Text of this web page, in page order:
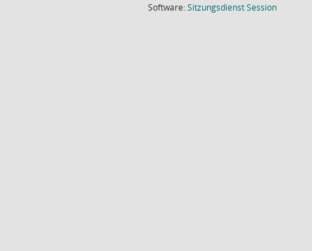
Software:SitzungsdienstSession(Wird in